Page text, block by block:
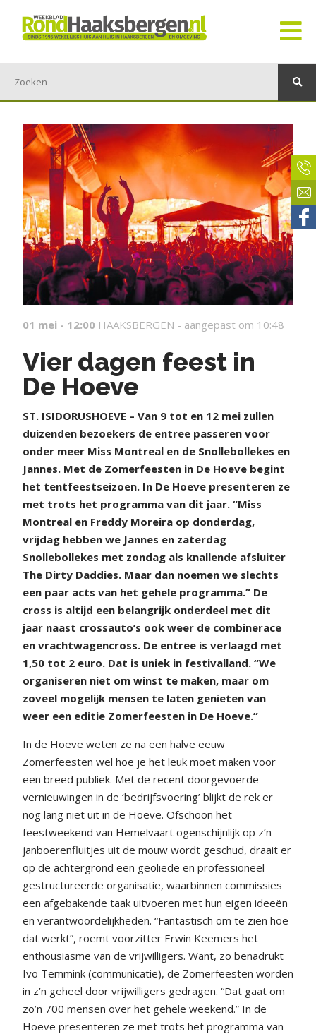
01 mei - 12:00 HAAKSBERGEN - aangepast om 10:48
Vier dagen feest in
De Hoeve
ST. ISIDORUSHOEVE – Van 9 tot en 12 mei zullen
duizenden bezoekers de entree passeren voor
onder meer Miss Montreal en de Snollebollekes en
Jannes. Met de Zomerfeesten in De Hoeve begint
het tentfeestseizoen. In De Hoeve presenteren ze
met trots het programma van dit jaar. “Miss
Montreal en Freddy Moreira op donderdag,
vrijdag hebben we Jannes en zaterdag
Snollebollekes met zondag als knallende afsluiter
The Dirty Daddies. Maar dan noemen we slechts
een paar acts van het gehele programma.” De
cross is altijd een belangrijk onderdeel met dit
jaar naast crossauto’s ook weer de combinerace
en vrachtwagencross. De entree is verlaagd met
1,50 tot 2 euro. Dat is uniek in festivalland. “We
organiseren niet om winst te maken, maar om
zoveel mogelijk mensen te laten genieten van
weer een editie Zomerfeesten in De Hoeve.”
In de Hoeve weten ze na een halve eeuw
Zomerfeesten wel hoe je het leuk moet maken voor
een breed publiek. Met de recent doorgevoerde
vernieuwingen in de ‘bedrijfsvoering’ blijkt de rek er
nog lang niet uit in de Hoeve. Ofschoon het
feestweekend van Hemelvaart ogenschijnlijk op z’n
janboerenfluitjes uit de mouw wordt geschud, draait er
op de achtergrond een geoliede en professioneel
gestructureerde organisatie, waarbinnen commissies
een afgebakende taak uitvoeren met hun eigen ideeën
en verantwoordelijkheden. “Fantastisch om te zien hoe
dat werkt”, roemt voorzitter Erwin Keemers het
enthousiasme van de vrijwilligers. Want, zo benadrukt
Ivo Temmink (communicatie), de Zomerfeesten worden
in z’n geheel door vrijwilligers gedragen. “Dat gaat om
zo’n 700 mensen over het gehele weekend.” In de
Hoeve presenteren ze met trots het programma van